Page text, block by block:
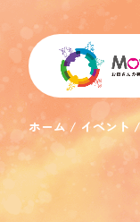
ホーム イベント